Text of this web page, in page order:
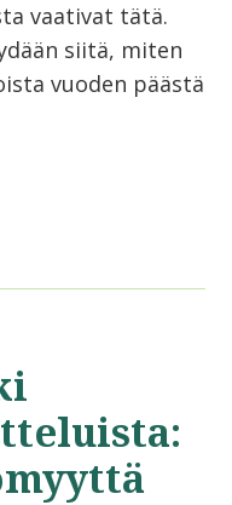
vaativat tätä.
siitä, miten
vuoden päästä